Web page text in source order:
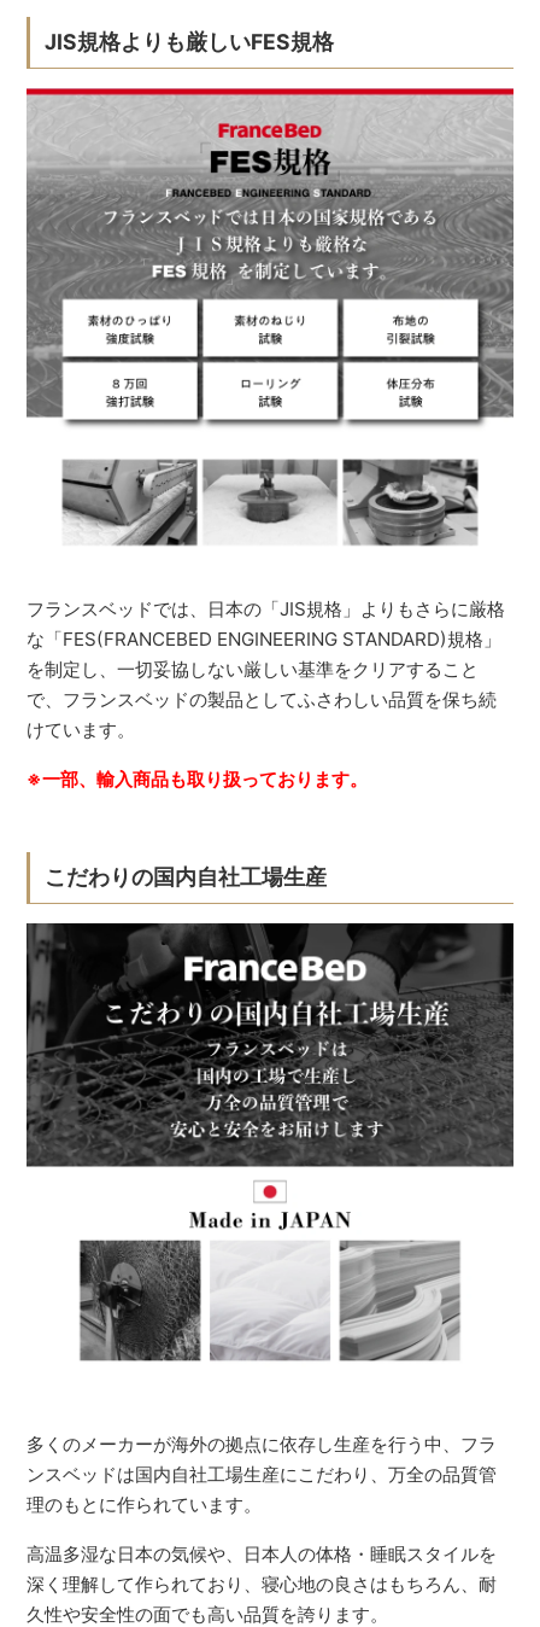
JIS規格よりも厳しいFES規格
フランスベッドでは、日本の「JIS規格」よりもさらに厳格
な「FES(FRANCEBED ENGINEERING STANDARD)規格」
を制定し、一切妥協しない厳しい基準をクリアすること
で、フランスベッドの製品としてふさわしい品質を保ち続
けています。
※一部、輸入商品も取り扱っております。
こだわりの国内自社工場生産
多くのメーカーが海外の拠点に依存し生産を行う中、フラ
ンスベッドは国内自社工場生産にこだわり、万全の品質管
理のもとに作られています。
高温多湿な日本の気候や、日本人の体格・睡眠スタイルを
深く理解して作られており、寝心地の良さはもちろん、耐
久性や安全性の面でも高い品質を誇ります。